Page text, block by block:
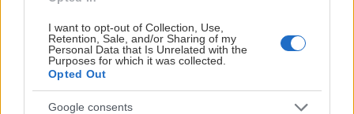
I want to opt-out of Collection, Use,
Retention, Sale, and/or Sharing of my
Personal Data that Is Unrelated with the
Purposes for which it was collected.
Opted Out
Google consents
gjorde att vi inte var ensamma om att vilja ha honom,
men det kändes som han var tydlig med att han ville
hem till Djurgården igen när det blev som det blev.
Marcus Due-Boje fortsätter om Vejdemo: